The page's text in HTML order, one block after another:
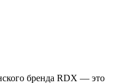
бренда RDX — это